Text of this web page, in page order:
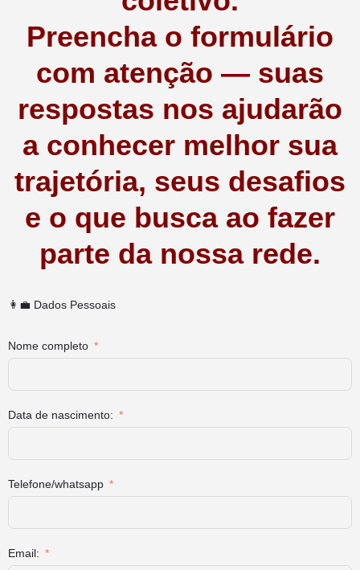
Preencha o formulário
com atenção — suas
respostas nos ajudarão
a conhecer melhor sua
trajetória, seus desafios
e o que busca ao fazer
parte da nossa rede.
👩‍💼 Dados Pessoais
Nome completo
Data de nascimento:
Telefone/whatsapp
Email: